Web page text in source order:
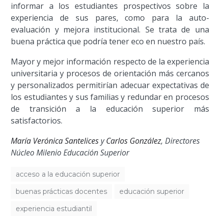
informar a los estudiantes prospectivos sobre la
experiencia de sus pares, como para la auto-
evaluación y mejora institucional. Se trata de una
buena práctica que podría tener eco en nuestro país.
Mayor y mejor información respecto de la experiencia
universitaria y procesos de orientación más cercanos
y personalizados permitirían adecuar expectativas de
los estudiantes y sus familias y redundar en procesos
de transición a la educación superior más
satisfactorios.
María Verónica SantelicesyCarlos González, Directores
Núcleo Milenio Educación Superior
acceso a la educación superior
buenas prácticas docentes
educación superior
experiencia estudiantil